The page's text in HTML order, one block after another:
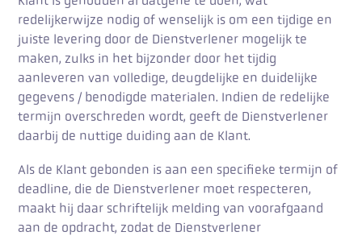
redelijkerwijze nodig of wenselijk is om een tijdige en
juiste levering door de Dienstverlener mogelijk te
maken, zulks in het bijzonder door het tijdig
aanleveren van volledige, deugdelijke en duidelijke
gegevens / benodigde materialen. Indien de redelijke
termijn overschreden wordt, geeft de Dienstverlener
daarbij de nuttige duiding aan de Klant.
Als de Klant gebonden is aan een specifieke termijn of
deadline, die de Dienstverlener moet respecteren,
maakt hij daar schriftelijk melding van voorafgaand
aan de opdracht, zodat de Dienstverlener